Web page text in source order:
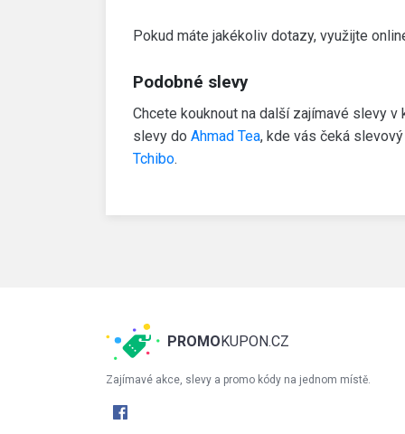
Pokud máte jakékoliv dotazy, využijte
Podobné slevy
Chcete kouknout na další zajímavé slevy v
slevy do Ahmad Tea, kde vás čeká
Tchibo.
PROMOKUPON.CZ
Zajímavé akce, slevy a promo kódy na jednom místě.